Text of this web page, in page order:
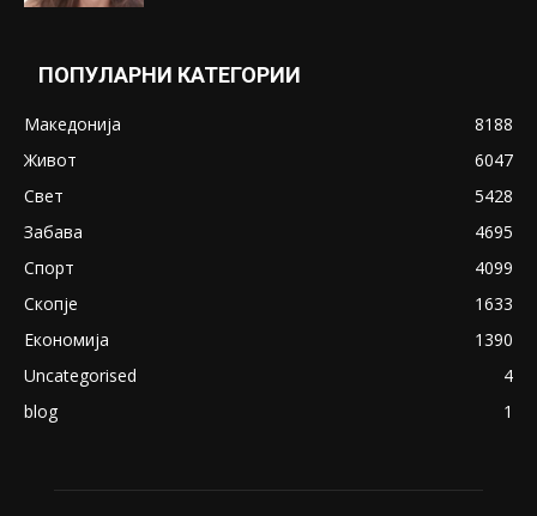
ПОПУЛАРНИ КАТЕГОРИИ
Македонија
8188
Живот
6047
Свет
5428
Забава
4695
Спорт
4099
Скопје
1633
Економија
1390
Uncategorised
4
blog
1